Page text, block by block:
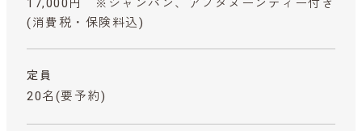
17,000円 ※シャンパン、アフタヌーンティー付き
(消費税・保険料込)
定員
20名(要予約)